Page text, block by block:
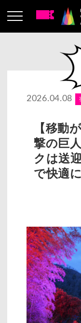
2026.04.08
【移動
撃の巨
クは送
で快適